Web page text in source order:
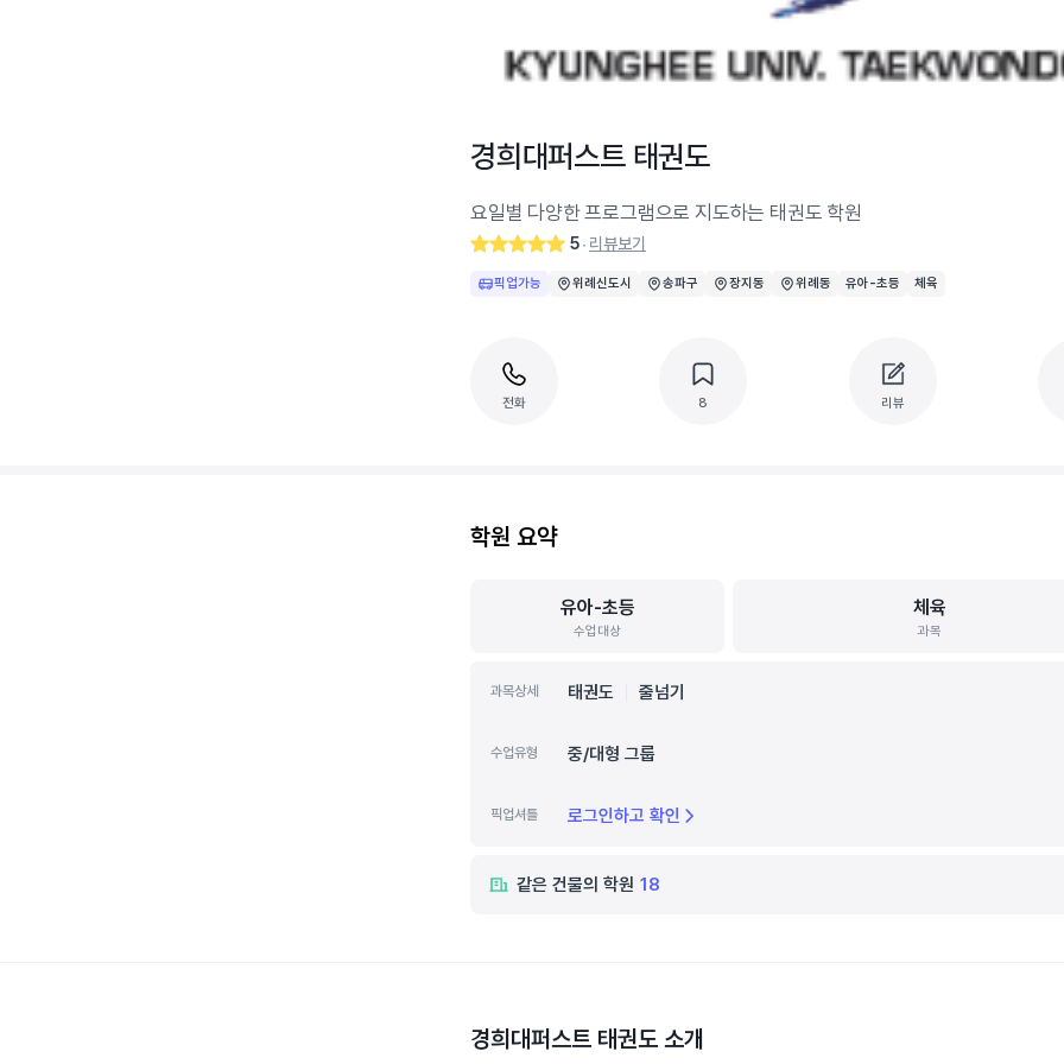
경희대퍼스트 태권도
요일별 다양한 프로그램으로 지도하는 태권도 학원
5‧ 리뷰보기
픽업가능 위례신도시 송파구 장지동 위례동 유아-초등 체육
전화 8 리뷰
학원 요약
유아-초등
수업대상
체육
과목
과목상세 태권도 줄넘기
수업유형 중/대형 그룹
픽업셔틀 로그인하고 확인
같은 건물의 학원 18
경희대퍼스트 태권도 소개